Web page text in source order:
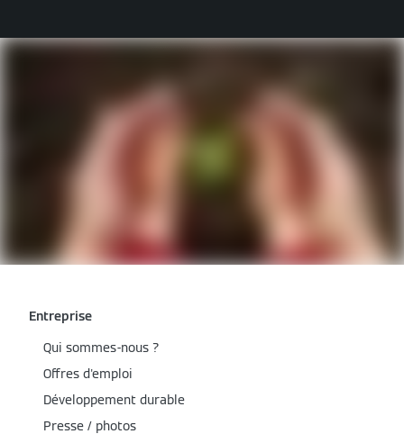
Entreprise
Qui sommes-nous ?
Offres d'emploi
Développement durable
Presse / photos